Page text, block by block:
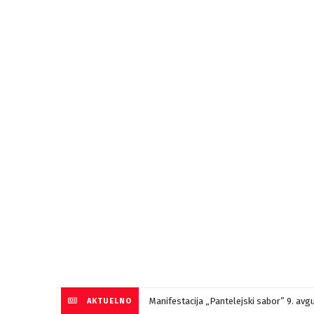
AKTUELNO Manifestacija „Pantelejski sabor” 9.